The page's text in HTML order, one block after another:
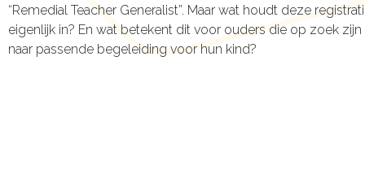
“Remedial Teacher Generalist”. Maar wat houdt deze
eigenlijk in? En wat betekent dit voor ouders die op zoek zijn
naar passende begeleiding voor hun kind?